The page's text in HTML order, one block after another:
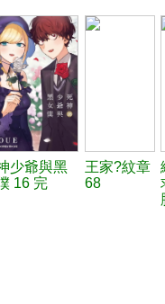
少爺與黑
16 完
王家?紋章
68